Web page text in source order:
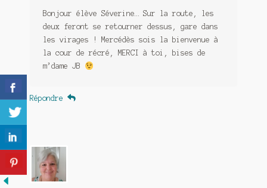
Bonjour élève Séverine… Sur la route, les
deux feront se retourner dessus, gare dans
les virages ! Mercédès sois la bienvenue à
la cour de récré, MERCI à toi, bises de
m’dame JB
Répondre